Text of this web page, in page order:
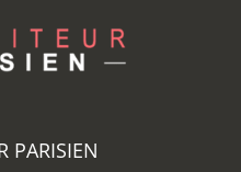
PARISIEN